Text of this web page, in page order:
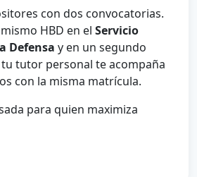
con dos convocatorias.
HBD en el Servicio
Defensa y en un segundo
tutor personal te acompaña
con la misma matrícula.
para quien maximiza